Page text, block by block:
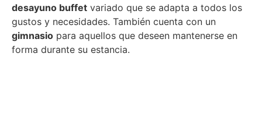
desayuno buffet variado que se adapta a todos los
gustos y necesidades. También cuenta con un
gimnasio para aquellos que deseen mantenerse en
forma durante su estancia.